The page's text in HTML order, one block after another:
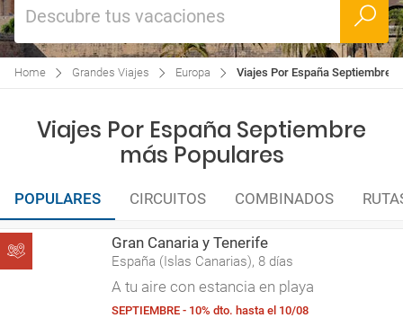
Descubre tus vacaciones
Home Grandes Viajes Europa Viajes Por España Septiembre
Viajes Por España Septiembre
más Populares
POPULARES CIRCUITOS COMBINADOS
Gran Canaria y Tenerife
España (Islas Canarias), 8 días
A tu aire con estancia en playa
SEPTIEMBRE - 10% dto. hasta el 10/08